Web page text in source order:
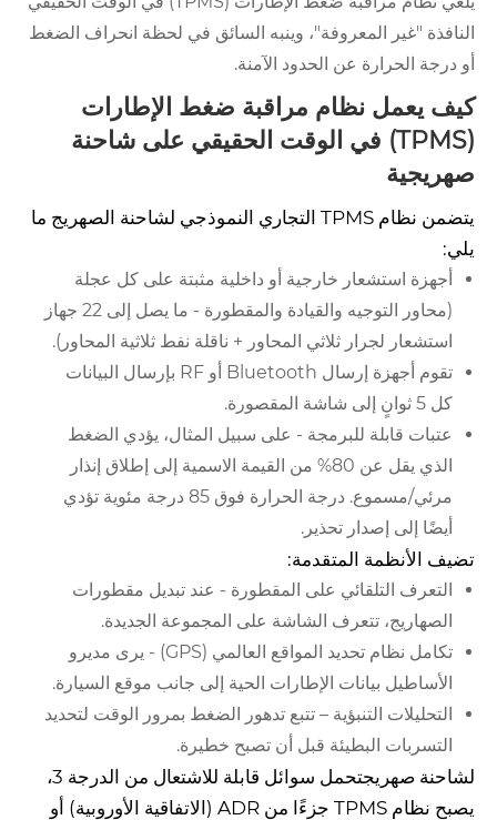
النافذة "غير المعروفة"، وينبه السائق في لحظة انحراف الضغط
أو درجة الحرارة عن الحدود الآمنة.
كيف يعمل نظام مراقبة ضغط الإطارات
(TPMS) في الوقت الحقيقي على شاحنة
صهريجية
يتضمن نظام TPMS التجاري النموذجي لشاحنة الصهريج ما
يلي:
أجهزة استشعار خارجية أو داخلية مثبتة على كل عجلة
(محاور التوجيه والقيادة والمقطورة - ما يصل إلى 22 جهاز
استشعار لجرار ثلاثي المحاور + ناقلة نفط ثلاثية المحاور).
تقوم أجهزة إرسال Bluetooth أو RF بإرسال البيانات
كل 5 ثوانٍ إلى شاشة المقصورة.
عتبات قابلة للبرمجة - على سبيل المثال، يؤدي الضغط
الذي يقل عن 80% من القيمة الاسمية إلى إطلاق إنذار
مرئي/مسموع. درجة الحرارة فوق 85 درجة مئوية تؤدي
أيضًا إلى إصدار تحذير.
تضيف الأنظمة المتقدمة:
التعرف التلقائي على المقطورة - عند تبديل مقطورات
الصهاريج، تتعرف الشاشة على المجموعة الجديدة.
تكامل نظام تحديد المواقع العالمي (GPS) - يرى مديرو
الأساطيل بيانات الإطارات الحية إلى جانب موقع السيارة.
التحليلات التنبؤية – تتبع تدهور الضغط بمرور الوقت لتحديد
التسربات البطيئة قبل أن تصبح خطيرة.
لشاحنة صهريج
تحمل سوائل قابلة للاشتعال من الدرجة 3،
يصبح نظام TPMS جزءًا من ADR (الاتفاقية الأوروبية) أو